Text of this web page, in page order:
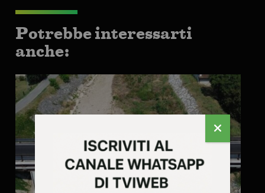
Potrebbe interessarti
anche: